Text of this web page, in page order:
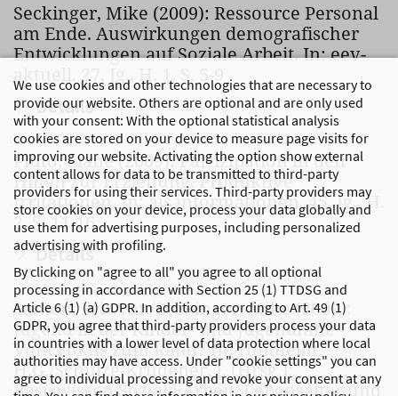
We use cookies and other technologies that are necessary to
provide our website. Others are optional and are only used
with your consent: With the optional statistical analysis
cookies are stored on your device to measure page visits for
improving our website. Activating the option show external
content allows for data to be transmitted to third-party
providers for using their services. Third-party providers may
store cookies on your device, process your data globally and
use them for advertising purposes, including personalized
advertising with profiling.
By clicking on "agree to all" you agree to all optional
processing in accordance with Section 25 (1) TTDSG and
Article 6 (1) (a) GDPR. In addition, according to Art. 49 (1)
GDPR, you agree that third-party providers process your data
in countries with a lower level of data protection where local
authorities may have access. Under "cookie settings" you can
agree to individual processing and revoke your consent at any
Seckinger, Mike (2009): Ressource Personal
am Ende. Auswirkungen demografischer
Entwicklungen auf Soziale Arbeit. In: eev-
aktuell. 27. Jg., H. 1, S. 5-9
Details
Pluto, Liane (2009): Partizipation in den
Hilfen zur Erziehung. Produktive
Irritationen. In: ajs informationen. 45. Jg., H.
2, S. 11-16
Details
Santen, Eric van/Seckinger, Mike (2009):
Jugend in der Kinder- und Jugendhilfe -
Vom Fokus zum Rand? In: Homfeldt,
H.G./Schulze-Krüdener, J. (Hrsg.):
Basiswissen Soziale Arbeit. Lebensalter und